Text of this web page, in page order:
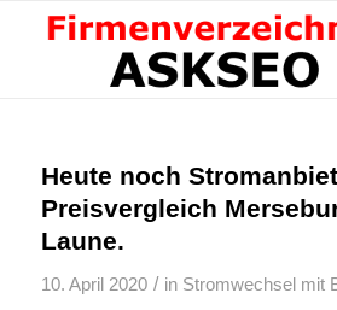
Heute noch
Preisvergleich
Laune.
10. April 2020 / in Stromwechsel mit